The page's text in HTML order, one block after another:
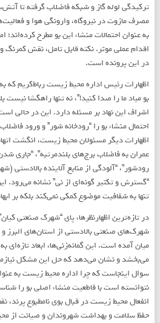
ترکیدگی لوله گاز و شبکه فاضلاب گرفته تا
مصرف مازوت در نیروگاه، وارونگی هوا و
به عنوان احتمالات منشاء این بو مطرح کرده‌اند؛
اقدام عملی موثر. نکته قابل تامل، نقش
در این پرونده است.
اظهارات رئیس اداره محیط زیست رباط‌کریم که
بو میاد ما را صدا کنید!”، نه تنها راهگشا
اشراف این نهاد بر مسئله دارد. این در حالی
احتمال منشاء بو را “رودخانه شور” و ورود
اظهارات دیگر مسئولان محیط زیست، انگشت
رودشور”، “آلودگی از منابع آلاینده بالادستی
“گسترش و تکثیر گونه‌ای از نی” نشانه می‌رود.
تنها به شفافیت موضوع کمکی نمی‌کند بلکه بر
در تازه‌ترین اظهارنظرها، پای “شهرک صنعتی
شهرک‌های صنعتی بالادستی از استان‌های البرز
میان آمده است. این گمانه‌زنی‌ها، ابعاد
می‌بخشد و نشان می‌دهد که حل این مشکل
سوال اینجاست که چرا اداره محیط زیست به
نتوانسته است با قاطعیت منشاء اصلی بو را
انفعال محیط زیست در قبال بوی نامطبوع پرند،
حفظ سلامت و بهداشت شهروندان و صیانت از